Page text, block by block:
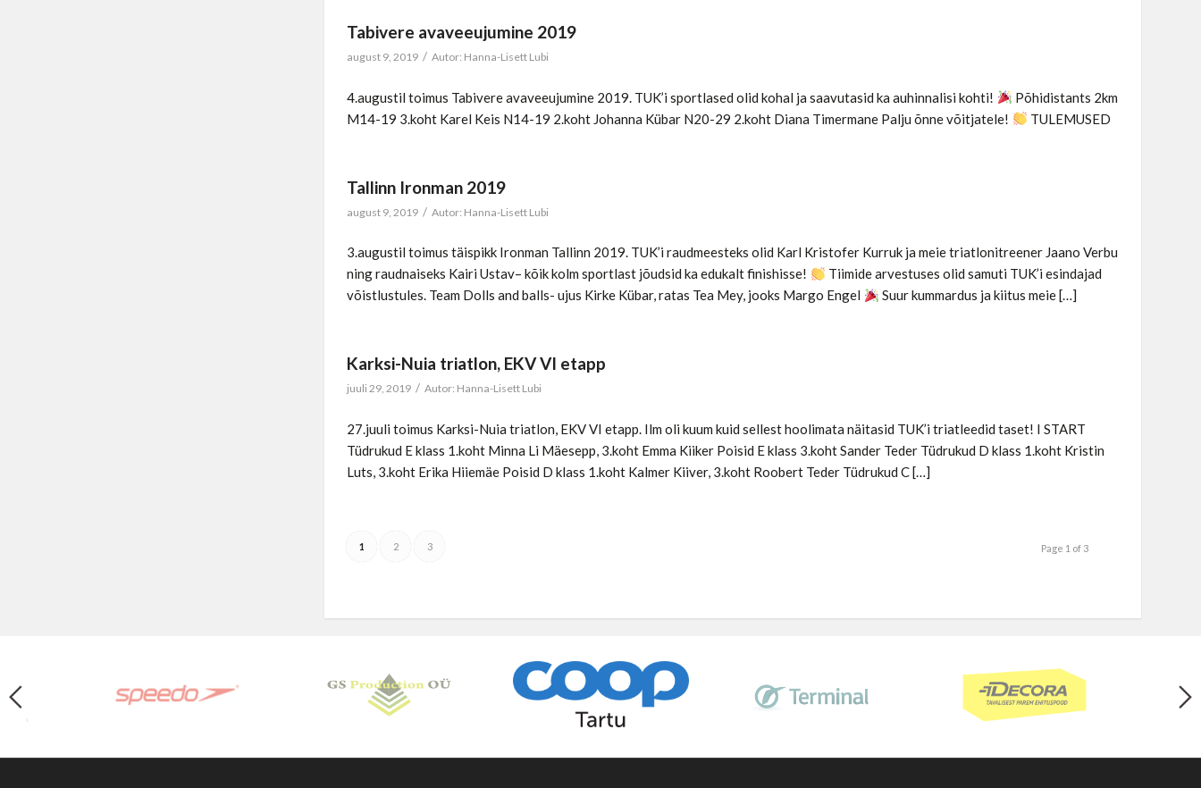
Tabivere avaveeujumine 2019
august 9, 2019 / Autor: Hanna-Lisett Lubi
4.augustil toimus Tabivere avaveeujumine 2019. TUK’i sportlased olid kohal ja saavutasid ka auhinnalisi kohti!
Põhidistants 2km
M14-19 3.koht Karel Keis N14-19 2.koht Johanna Kübar N20-29 2.koht Diana Timermane Palju õnne võitjatele!
TULEMUSED
Tallinn Ironman 2019
august 9, 2019 / Autor: Hanna-Lisett Lubi
3.augustil toimus täispikk Ironman Tallinn 2019. TUK’i raudmeesteks olid Karl Kristofer Kurruk​ ja meie triatlonitreener Jaano Verbu
ning raudnaiseks Kairi Ustav– kõik kolm sportlast jõudsid ka edukalt finishisse!
Tiimide arvestuses olid samuti TUK’i esindajad
võistlustules. Team Dolls and balls- ujus Kirke Kübar, ratas Tea Mey, jooks Margo Engel
Suur kummardus ja kiitus meie […]
Karksi-Nuia triatlon, EKV VI etapp
juuli 29, 2019 / Autor: Hanna-Lisett Lubi
27.juuli toimus Karksi-Nuia triatlon, EKV VI etapp. Ilm oli kuum kuid sellest hoolimata näitasid TUK’i triatleedid taset! I START
Tüdrukud E klass 1.koht Minna Li Mäesepp, 3.koht Emma Kiiker Poisid E klass 3.koht Sander Teder Tüdrukud D klass 1.koht Kristin
Luts, 3.koht Erika Hiiemäe Poisid D klass 1.koht Kalmer Kiiver, 3.koht Roobert Teder Tüdrukud C […]
Page 1 of 3
1 2 3